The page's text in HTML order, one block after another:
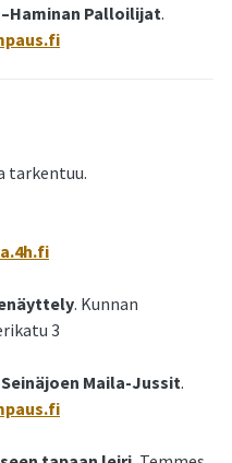
Palloilijat.
tarkentuu.
. Kunnan
3
Maila-Jussit.